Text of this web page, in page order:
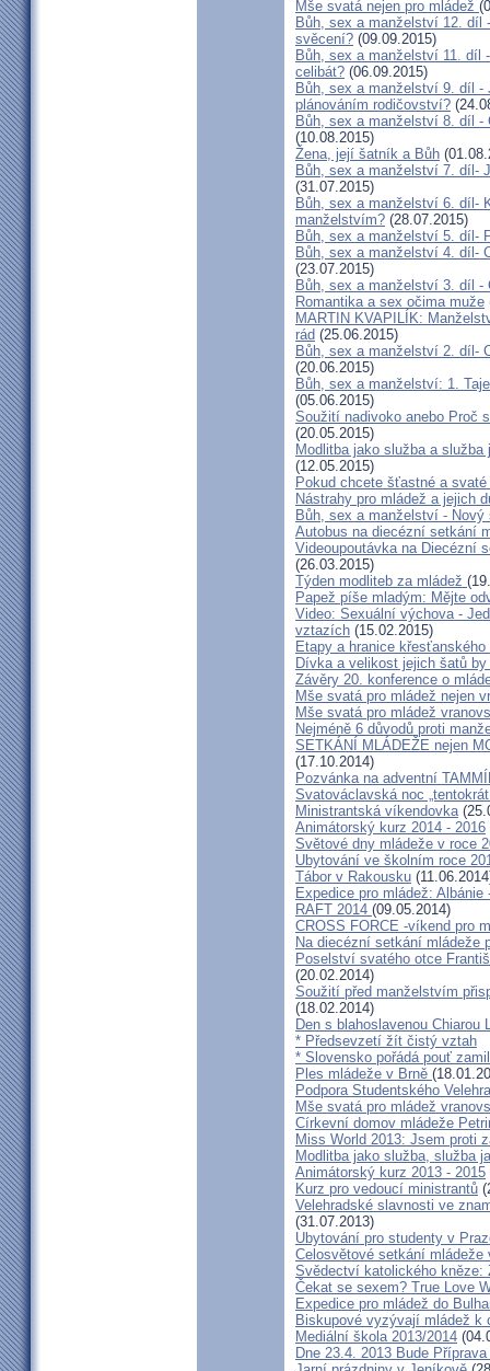
Mše svatá nejen pro mládež
Bůh, sex a manželství 12. díl
svěcení? (09.09.2015)
Bůh, sex a manželství 11. díl
celibát? (06.09.2015)
Bůh, sex a manželství 9. díl -
plánováním rodičovství?
Bůh, sex a manželství 8. díl -
(10.08.2015)
Žena, její šatník a Bůh
Bůh, sex a manželství 7. díl-
(31.07.2015)
Bůh, sex a manželství 6. díl-
manželstvím? (28.07.2015)
Bůh, sex a manželství 5. díl-
Bůh, sex a manželství 4. díl-
(23.07.2015)
Bůh, sex a manželství 3. díl
Romantika a sex očima muže
MARTIN KVAPILÍK:
rád (25.06.2015)
Bůh, sex a manželství 2. díl-
(20.06.2015)
Bůh, sex a manželství: 1.
(05.06.2015)
Soužití nadivoko anebo Proč
(20.05.2015)
Modlitba jako služba a
(12.05.2015)
Pokud chcete šťastné a
Nástrahy pro mládež a jejich
Bůh, sex a manželství - Nový
Autobus na diecézní setkání
Videoupoutávka na Diecézní
(26.03.2015)
Týden modliteb za mládež
Papež píše mladým: Mějte
Video: Sexuální výchova -
vztazích (15.02.2015)
Etapy a hranice křesťanského
Dívka a velikost jejich šatů
Závěry 20. konference o
Mše svatá pro mládež nejen
Mše svatá pro mládež
Nejméně 6 důvodů proti
SETKÁNÍ MLÁDEŽE nejen
(17.10.2014)
Pozvánka na adventní
Svatováclavská noc
Ministrantská víkendovka
Animátorský kurz 2014 - 2016
Světové dny mládeže v roce
Ubytování ve školním roce
Tábor v Rakousku
Expedice pro mládež: Albánie
RAFT 2014 (09.05.2014)
CROSS FORCE -víkend pro
Na diecézní setkání mládeže
Poselství svatého otce
(20.02.2014)
Soužití před manželstvím
(18.02.2014)
Den s blahoslavenou Chiarou
* Předsevzetí žít čistý vztah
* Slovensko pořádá pouť
Ples mládeže v Brně
Podpora Studentského
Mše svatá pro mládež
Církevní domov mládeže
Miss World 2013: Jsem proti
Modlitba jako služba, služba
Animátorský kurz 2013 - 2015
Kurz pro vedoucí ministrantů
Velehradské slavnosti ve
(31.07.2013)
Ubytování pro studenty v
Celosvětové setkání mládeže
Svědectví katolického kněze:
Čekat se sexem? True Love
Expedice pro mládež do
Biskupové vyzývají mládež k
Mediální škola 2013/2014
Dne 23.4. 2013 Bude